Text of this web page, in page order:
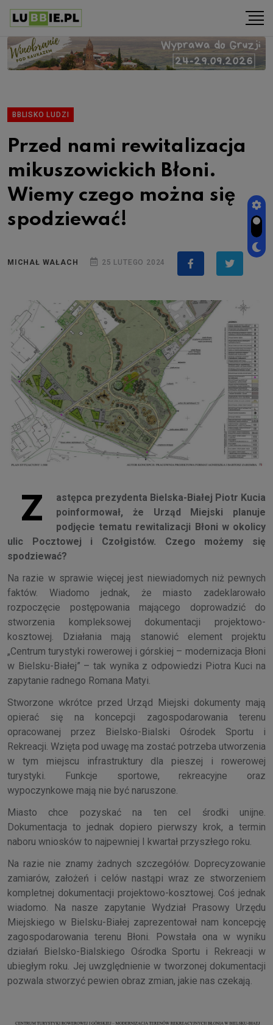
BBLISKO LUDZI
Przed nami rewitalizacja
mikuszowickich Błoni.
Wiemy czego można się
spodziewać!
MICHAŁ WAŁACH 25 LUTEGO 2024
Z
astępca prezydenta Bielska-Białej Piotr Kucia
poinformował, że Urząd Miejski planuje
podjęcie tematu rewitalizacji Błoni w okolicy
ulic Pocztowej i Czołgistów. Czego możemy się
spodziewać?
Na razie w sprawie więcej jest niewiadomych niż pewnych
faktów. Wiadomo jednak, że miasto zadeklarowało
rozpoczęcie postępowania mającego doprowadzić do
stworzenia kompleksowej dokumentacji projektowo-
kosztowej. Działania mają stanowić element projektu
„Centrum turystyki rowerowej i górskiej – modernizacja Błoni
w Bielsku-Białej” – tak wynika z odpowiedzi Piotra Kuci na
zapytanie radnego Romana Matyi.
Stworzone wkrótce przed Urząd Miejski dokumenty mają
opierać się na koncepcji zagospodarowania terenu
opracowanej przez Bielsko-Bialski Ośrodek Sportu i
Rekreacji. Wzięta pod uwagę ma zostać potrzeba utworzenia
w tym miejscu infrastruktury dla pieszej i rowerowej
turystyki. Funkcje sportowe, rekreacyjne oraz
wypoczynkowe mają nie być naruszone.
Miasto chce pozyskać na ten cel środki unijne.
Dokumentacja to jednak dopiero pierwszy krok, a termin
naboru wniosków to najpewniej I kwartał przyszłego roku.
Na razie nie znamy żadnych szczegółów. Doprecyzowanie
zamiarów, założeń i celów nastąpi wraz ze stworzeniem
kompletnej dokumentacji projektowo-kosztowej. Coś jednak
wiadomo. Na nasze zapytanie Wydział Prasowy Urzędu
Miejskiego w Bielsku-Białej zaprezentował nam koncepcję
zagospodarowania terenu Błoni. Powstała ona w wyniku
działań Bielsko-Bialskiego Ośrodka Sportu i Rekreacji w
ubiegłym roku. Jej uwzględnienie w tworzonej dokumentacji
pozwala stworzyć pewien obraz zmian, jakie nas czekają.